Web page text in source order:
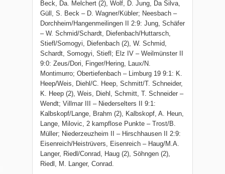
Beck, Da. Melchert (2), Wolf, D. Jung, Da Silva,
Güll, S. Beck – D. Wagner/Kübler; Neesbach –
Dorchheim/Hangenmeilingen II 2:9: Jung, Schäfer
– W. Schmid/Schardt, Diefenbach/Huttarsch,
Stiefl/Somogyi, Diefenbach (2), W. Schmid,
Schardt, Somogyi, Stiefl; Elz IV – Weilmünster II
9:0: Zeus/Dori, Finger/Hering, Laux/N.
Montimurro; Obertiefenbach – Limburg 19 9:1: K.
Heep/Weis, Diehl/C. Heep, Schmitt/T. Schneider,
K. Heep (2), Weis, Diehl, Schmitt, T. Schneider –
Wendt; Villmar III – Niederselters II 9:1:
Kalbskopf/Lange, Brahm (2), Kalbskopf, A. Heun,
Lange, Milovic, 2 kampflose Punkte – Trost/B.
Müller; Niederzeuzheim II – Hirschhausen II 2:9:
Eisenreich/Heistrüvers, Eisenreich – Haug/M.A.
Langer, Riedl/Conrad, Haug (2), Söhngen (2),
Riedl, M. Langer, Conrad.